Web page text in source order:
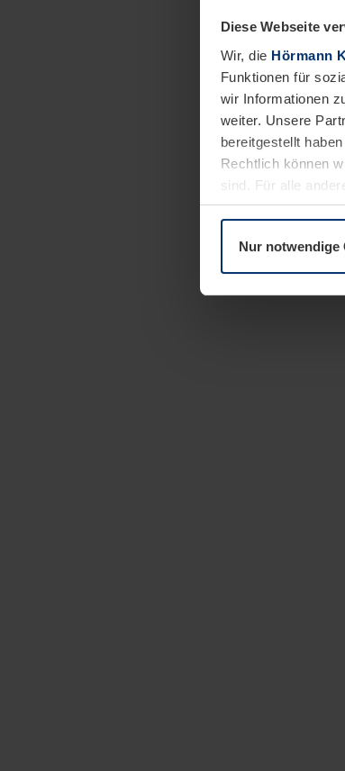
Diese Webseite
Wir, die Hörmann
Funktionen für
wir Informationen
weiter. Unsere
bereitgestellt
Rechtlich können
sind. Für alle
Erläuterung auf
Nur notwendige